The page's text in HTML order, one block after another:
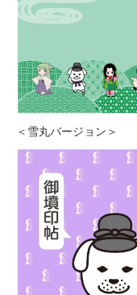
＜雪丸バージョン＞